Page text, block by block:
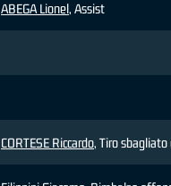
ABEGA Lionel, Assist
CORTESE Riccardo, Tiro sbagliato